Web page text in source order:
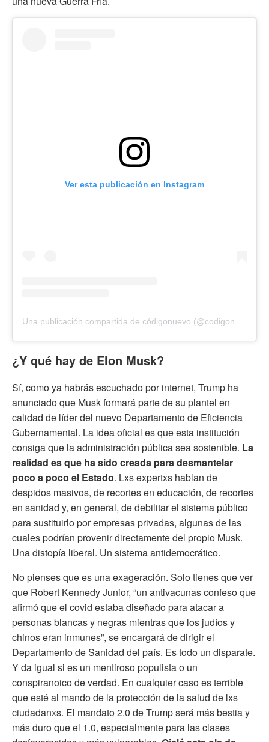
Ver esta publicación en Instagram
¿Y qué hay de Elon Musk?
Sí, como ya habrás escuchado por internet, Trump ha
anunciado que Musk formará parte de su plantel en
calidad de líder del nuevo Departamento de Eficiencia
Gubernamental. La idea oficial es que esta institución
consiga que la administración pública sea sostenible. La
realidad es que ha sido creada para desmantelar
poco a poco el Estado. Lxs expertxs hablan de
despidos masivos, de recortes en educación, de recortes
en sanidad y, en general, de debilitar el sistema público
para sustituirlo por empresas privadas, algunas de las
cuales podrían provenir directamente del propio Musk.
Una distopía liberal. Un sistema antidemocrático.
No pienses que es una exageración. Solo tienes que ver
que Robert Kennedy Junior, “un antivacunas confeso que
afirmó que el covid estaba diseñado para atacar a
personas blancas y negras mientras que los judíos y
chinos eran inmunes”, se encargará de dirigir el
Departamento de Sanidad del país. Es todo un disparate.
Y da igual si es un mentiroso populista o un
conspiranoico de verdad. En cualquier caso es terrible
que esté al mando de la protección de la salud de lxs
ciudadanxs. El mandato 2.0 de Trump será más bestia y
más duro que el 1.0, especialmente para las clases